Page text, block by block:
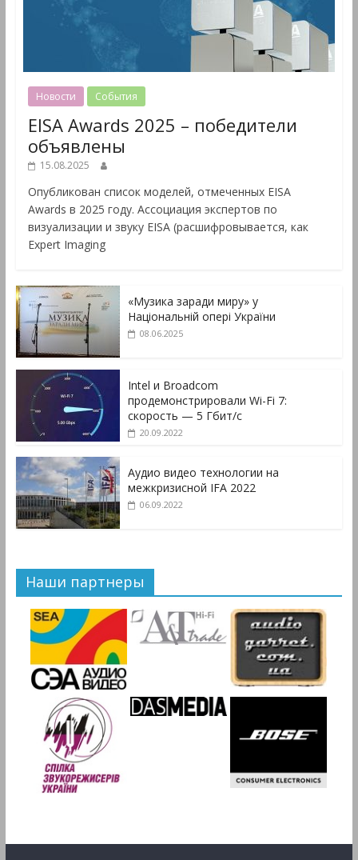
Новости События
EISA Awards 2025 – победители
объявлены
15.08.2025
Опубликован список моделей, отмеченных EISA
Awards в 2025 году. Ассоциация экспертов по
визуализации и звуку EISA (расшифровывается, как
Expert Imaging
«Музика заради миру» у
Національній опері України
08.06.2025
Intel и Broadcom
продемонстрировали Wi-Fi 7:
скорость — 5 Гбит/с
20.09.2022
Аудио видео технологии на
межкризисной IFA 2022
06.09.2022
Наши партнеры